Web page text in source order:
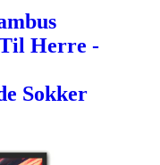
Herre -
Sokker